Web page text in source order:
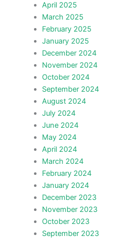
April 2025
March 2025
February 2025
January 2025
December 2024
November 2024
October 2024
September 2024
August 2024
July 2024
June 2024
May 2024
April 2024
March 2024
February 2024
January 2024
December 2023
November 2023
October 2023
September 2023